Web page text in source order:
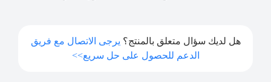
هل لديك سؤال متعلق بالمنتج؟ يرجى الاتصال مع فريق
الدعم للحصول على حل سريع>>